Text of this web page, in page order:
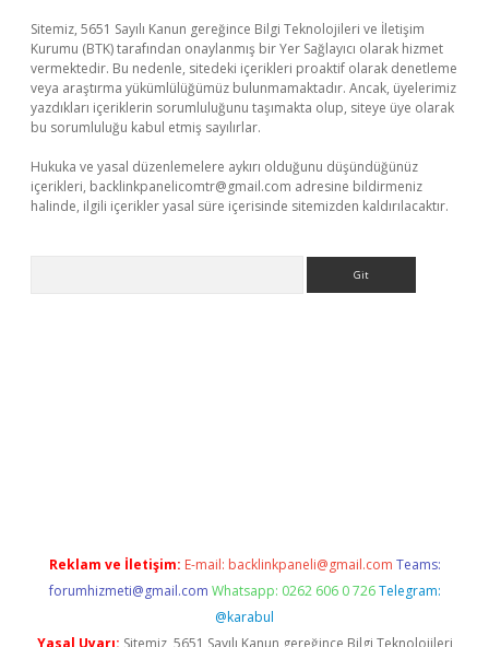
Sitemiz, 5651 Sayılı Kanun gereğince Bilgi Teknolojileri ve İletişim
Kurumu (BTK) tarafından onaylanmış bir Yer Sağlayıcı olarak hizmet
vermektedir. Bu nedenle, sitedeki içerikleri proaktif olarak denetleme
veya araştırma yükümlülüğümüz bulunmamaktadır. Ancak, üyelerimiz
yazdıkları içeriklerin sorumluluğunu taşımakta olup, siteye üye olarak
bu sorumluluğu kabul etmiş sayılırlar.
Hukuka ve yasal düzenlemelere aykırı olduğunu düşündüğünüz
içerikleri, backlinkpanelicomtr@gmail.com adresine bildirmeniz
halinde, ilgili içerikler yasal süre içerisinde sitemizden kaldırılacaktır.
Reklam ve İletişim: E-mail: backlinkpaneli@gmail.com Teams:
forumhizmeti@gmail.com Whatsapp: 0262 606 0 726 Telegram:
@karabul
Yasal Uyarı: Sitemiz, 5651 Sayılı Kanun gereğince Bilgi Teknolojileri